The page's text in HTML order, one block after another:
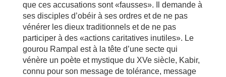
que ces accusations sont «fausses». Il demande à
ses disciples d’obéir à ses ordres et de ne pas
vénérer les dieux traditionnels et de ne pas
participer à des «actions caritatives inutiles». Le
gourou Rampal est à la tête d’une secte qui
vénère un poète et mystique du XVe siècle, Kabir,
connu pour son message de tolérance, message